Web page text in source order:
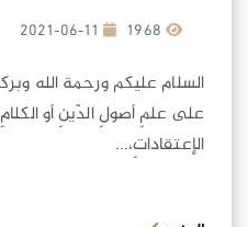
2021-06-11
السلام عليكم ورحمة الله
على علمِ أصولِ الدّينِ أو الكلامِ
الإعتقاداتِ،...